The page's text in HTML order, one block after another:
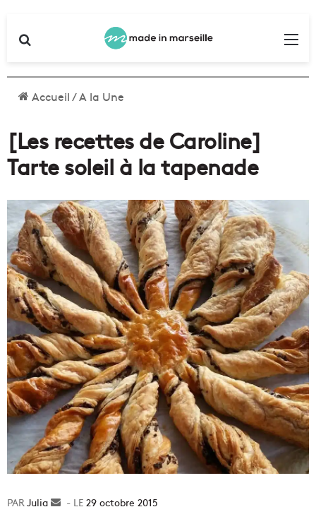
Accueil/A la Une
[Les recettes de Caroline]
Tarte soleil à la tapenade
Julia
Envoyer29 octobre 2015